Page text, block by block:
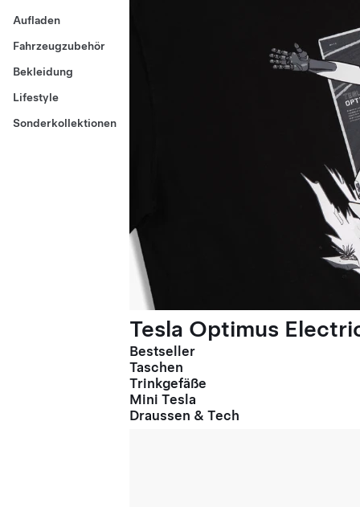
Aufladen
Fahrzeugzubehör
Bekleidung
Lifestyle
Sonderkollektionen
Tesla Optimus
Bestseller
Taschen
Trinkgefäße
Mini Tesla
Draussen & Tech